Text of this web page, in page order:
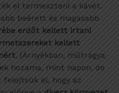
el termeszteni a kávét.
beérett és magasabb
erdőt kellett irtani
kellett
. (Árnyékban, műtrágya
hozama, mint napon, de
felejtsük el, hogy az